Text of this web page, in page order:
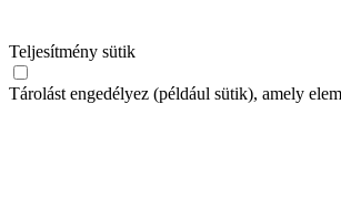
Teljesítmény sütik
Tárolást engedélyez (például sütik), amely